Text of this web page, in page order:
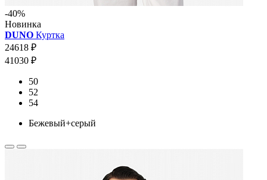
-40%
Новинка
DUNO Куртка
24618 ₽
41030 ₽
50
52
54
Бежевый+серый